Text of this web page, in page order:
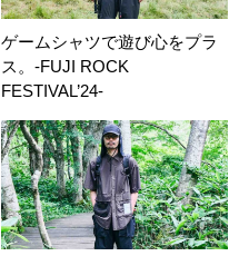
ゲームシャツで遊び心をプラ
ス。-FUJI ROCK
FESTIVAL’24-